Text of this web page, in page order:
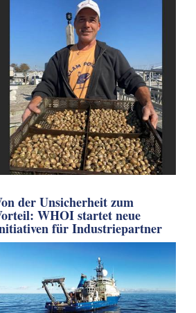
der Unsicherheit zum
WHOI startet neue
für Industriepartner